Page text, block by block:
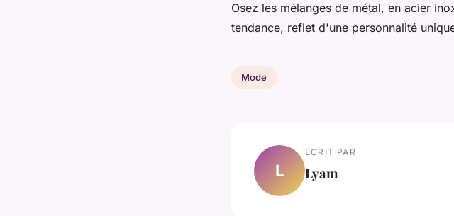
Osez les mélanges de métal, en acier
tendance, reflet d'une personnalité
Mode
L
ECRIT PAR
Lyam